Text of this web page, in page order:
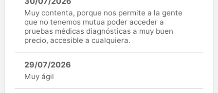
Muy contenta, porque nos permite a la gente
que no tenemos mutua poder acceder a
pruebas médicas diagnósticas a muy buen
precio, accesible a cualquiera.
29/07/2026
Muy ágil